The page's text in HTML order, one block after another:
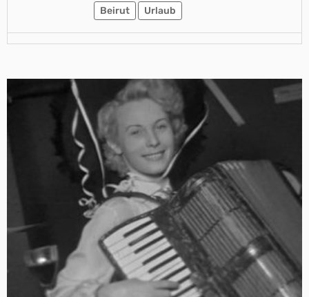
Beirut
Urlaub